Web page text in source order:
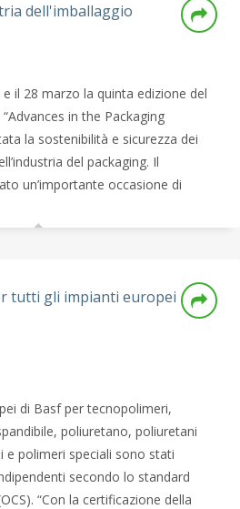
dell'imballaggio
il 28 marzo la quinta edizione del
in the Packaging
la sostenibilità e sicurezza dei
del packaging. Il
un’importante occasione di
tutti gli impianti europei
di Basf per tecnopolimeri,
poliuretano, poliuretani
polimeri speciali sono stati
secondo lo standard
“Con la certificazione della